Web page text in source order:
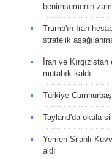
benimsemenin
Trump'ın İran
stratejik
İran ve
mutabık kaldı
Türkiye
Tayland'da okula
Yemen Silahlı
aldı